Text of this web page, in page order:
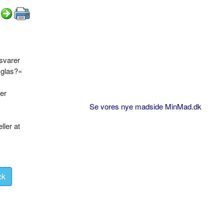
at
Se vores nye madside MinMad.dk